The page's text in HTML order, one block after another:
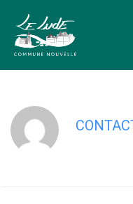
principal
Convocation du
08/04/2024